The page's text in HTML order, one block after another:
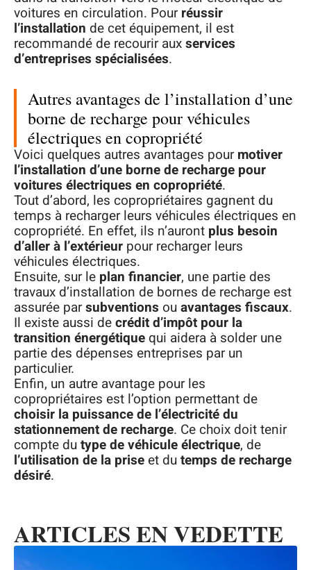
voitures en circulation. Pourréussir
l’installation de cet équipement, il est
recommandé de recourir auxservices
d’entreprises spécialisées.
Autres avantages de l’installation d’une
borne de recharge pour véhicules
électriques en copropriété
Voici quelques autres avantages pourmotiver
l’installation d’une borne de recharge pour
voitures électriques en copropriété.
Tout d’abord, les copropriétaires gagnent du
temps à recharger leurs véhicules électriques en
copropriété. En effet, ils n’auront plus besoin
d’aller à l’extérieur pour recharger leurs
véhicules électriques.
Ensuite, sur le plan financier, une partie des
travaux d’installation de bornes de recharge est
assurée parsubventions ouavantages fiscaux.
Il existe aussi decrédit d’impôt pour la
transition énergétique qui aidera à solder une
partie des dépenses entreprises par un
particulier.
Enfin, un autre avantage pour les
copropriétaires est l’option permettant de
choisir la puissance de l’électricité du
stationnement de recharge. Ce choix doit tenir
compte dutype de véhicule électrique, de
l’utilisation de la priseet dutemps de recharge
désiré.
ARTICLES EN VEDETTE